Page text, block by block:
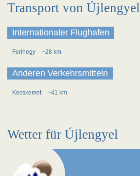
Transport von Újlengyel
Internationaler Flughafen
Ferihegy ~28 km
Anderen Verkehrsmitteln
Kecskemet ~41 km
Wetter für Újlengyel